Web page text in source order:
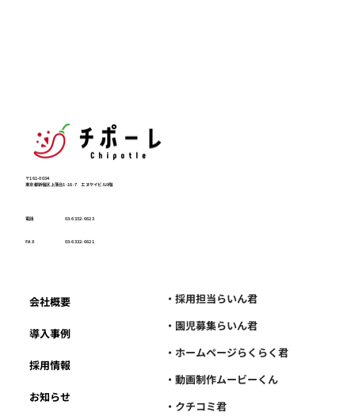
〒161-0034
東京都新宿区上落合1-16-7 エヌケイビル9階
電話
FAX
03-6332-6623
03-6332-6621
会社概要
導入事例
採用情報
お知らせ
・採用担当らいん君
・園児募集らいん君
・動画制作ムービーくん
・ホームページらくらく君
・クチコミ君